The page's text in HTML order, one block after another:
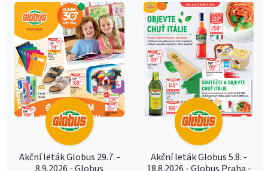
Akční leták Globus 29.7. -
Akční leták Globus 5.8. -